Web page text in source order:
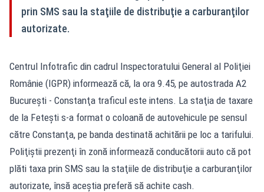
prin SMS sau la staţiile de distribuţie a carburanţilor
autorizate.
Centrul Infotrafic din cadrul Inspectoratului General al Poliţiei
Românie (IGPR) informează că, la ora 9.45, pe autostrada A2
Bucureşti - Constanţa traficul este intens. La staţia de taxare
de la Feteşti s-a format o coloană de autovehicule pe sensul
către Constanţa, pe banda destinată achitării pe loc a tarifului.
Poliţiştii prezenţi în zonă informează conducătorii auto că pot
plăti taxa prin SMS sau la staţiile de distribuţie a carburanţilor
autorizate, însă aceştia preferă să achite cash.